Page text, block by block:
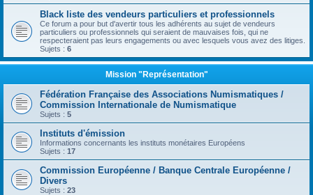
Black liste des vendeurs particuliers et professionnels
Ce forum a pour but d'avertir tous les adhérents au sujet de vendeurs
particuliers ou professionnels qui seraient de mauvaises fois, qui ne
respecteraient pas leurs engagements ou avec lesquels vous avez des litiges.
Sujets : 6
Mission "Représentation"
Fédération Française des Associations Numismatiques /
Commission Internationale de Numismatique
Sujets : 5
Instituts d'émission
Informations concernants les instituts monétaires Européens
Sujets : 17
Commission Européenne / Banque Centrale Européenne /
Divers
Sujets : 23